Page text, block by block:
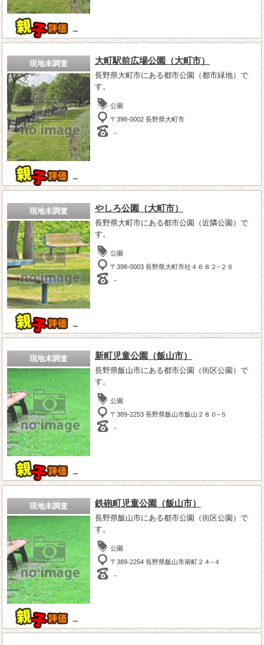
－
現地未調査
－
大町駅前広場公園（大町市）
長野県大町市にある都市公園（都市緑地）で
す。
公園
〒398-0002 長野県大町市
－
現地未調査
－
やしろ公園（大町市）
長野県大町市にある都市公園（近隣公園）で
す。
公園
〒398-0003 長野県大町市社４６８２−２６
－
現地未調査
－
新町児童公園（飯山市）
長野県飯山市にある都市公園（街区公園）で
す。
公園
〒389-2253 長野県飯山市飯山２８０−５
－
現地未調査
－
鉄砲町児童公園（飯山市）
長野県飯山市にある都市公園（街区公園）で
す。
公園
〒389-2254 長野県飯山市南町２４−４
－